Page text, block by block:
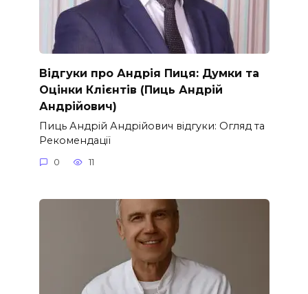
Відгуки про Андрія Пиця: Думки та
Оцінки Клієнтів (Пиць Андрій
Андрійович)
Пиць Андрій Андрійович відгуки: Огляд та
Рекомендації
0 11